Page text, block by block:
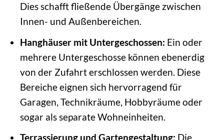
Dies schafft fließende Übergänge zwischen
Innen- und Außenbereichen.
Hanghäuser mit Untergeschossen: Ein oder
mehrere Untergeschosse können ebenerdig
von der Zufahrt erschlossen werden. Diese
Bereiche eignen sich hervorragend für
Garagen, Technikräume, Hobbyräume oder
sogar als separate Wohneinheiten.
Terrassierung und Gartengestaltung: Die